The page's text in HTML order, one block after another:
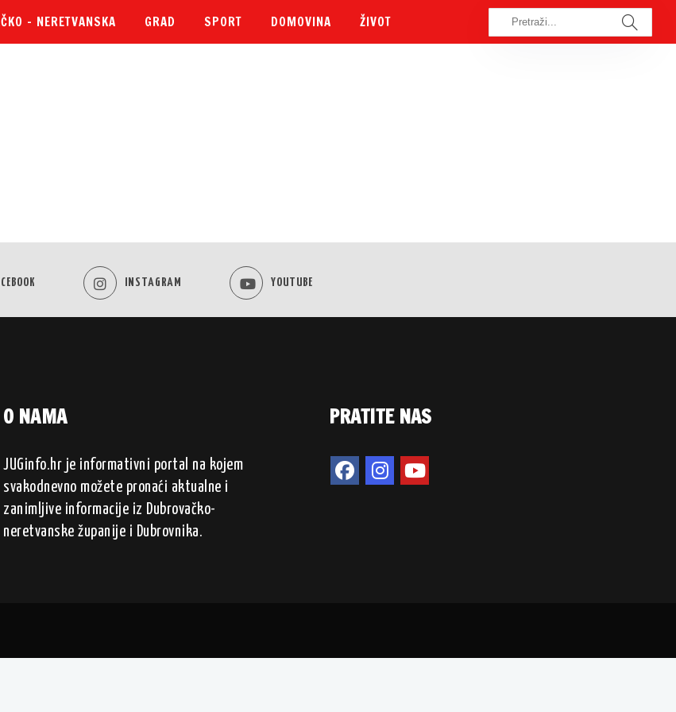
– NERETVANSKA GRAD SPORT DOMOVINA ŽIVOT
INSTAGRAM YOUTUBE
O NAMA
JUGinfo.hr je informativni portal na kojem
svakodnevno možete pronaći aktualne i
zanimljive informacije iz Dubrovačko-
neretvanske županije i Dubrovnika.
PRATITE NAS